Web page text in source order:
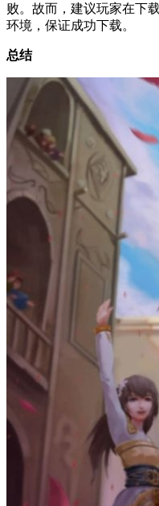
当网络不佳或速度缓慢时
败。故而，建议玩家在下